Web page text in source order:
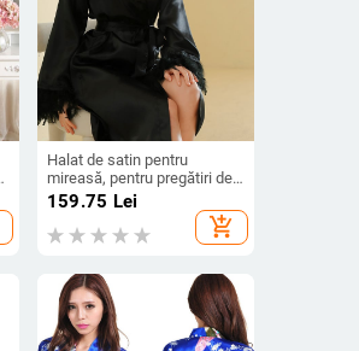
Halat de satin pentru
mireasă, pentru pregătiri de
dimineață, cu guler off-
shoulder și mâneci 3/4,
material din mătase
artificială, 100% poliester,
g/m²
159.75 Lei
add_shopping_cart